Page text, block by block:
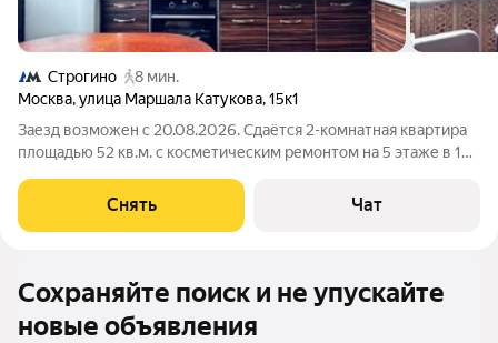
Строгино
8 мин.
Москва,улица Маршала Катукова,15к1
Заезд возможен с 20.08.2026. Сдаётся 2-комнатная квартира
площадью 52 кв.м. с косметическим ремонтом на 5 этаже в 16-
блочный, окна
Снять Чат
Сохраняйте поиск и не упускайте
новые объявления